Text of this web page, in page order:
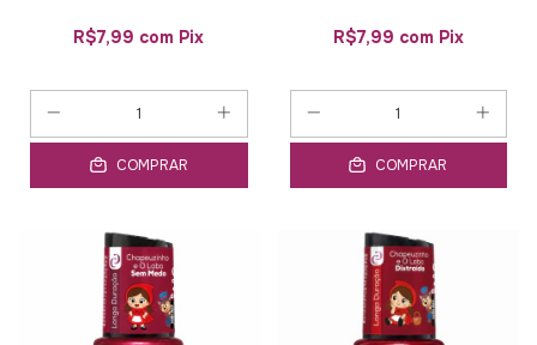
R$7,99 com Pix
COMPRAR
R$7,99 com Pix
COMPRAR